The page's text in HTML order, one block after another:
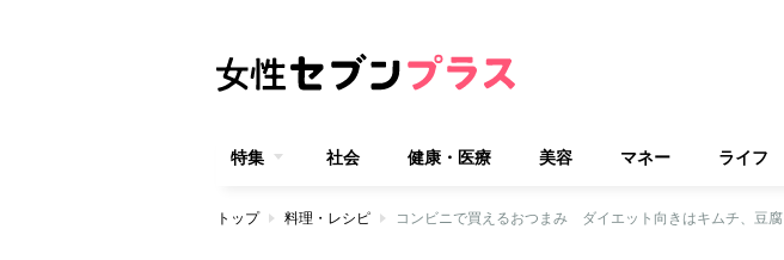
特集 社会 健康・医療 美容 マネー ライフ
トップ 料理・レシピ コンビニで買えるおつまみ ダイエット向きはキムチ、豆腐